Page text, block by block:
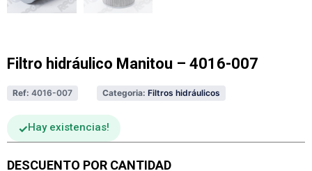
Filtro hidráulico Manitou – 4016-007
Ref: 4016-007 Categoria: Filtros hidráulicos
Hay existencias
DESCUENTO POR CANTIDAD